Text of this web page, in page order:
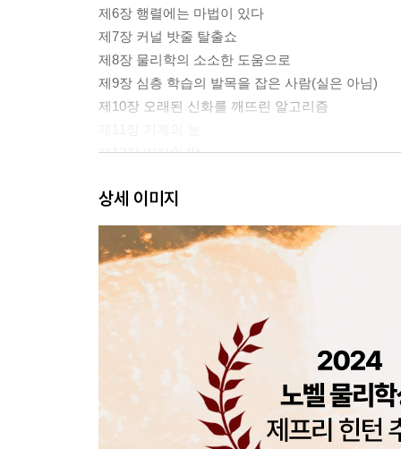
제6장 행렬에는 마법이 있다
제7장 커널 밧줄 탈출쇼
제8장 물리학의 소소한 도움으로
제9장 심층 학습의 발목을 잡은 사람(실은 아님)
제10장 오래된 신화를 깨뜨린 알고리즘
제12장 미지의 땅
에필로그
감사의 글
주
역자 후기
인명 색인
상세 이미지